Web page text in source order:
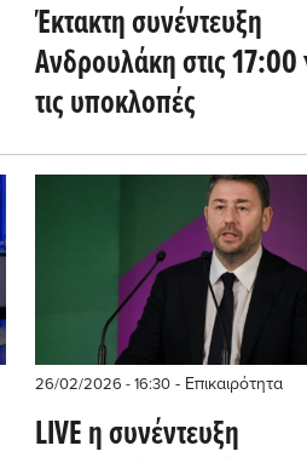
Έκτακτη συνέντευξη
Ανδρουλάκη στις 17:00
τις υποκλοπές
26/02/2026 - 16:30- Επικαιρότητα
LIVE η συνέντευξη